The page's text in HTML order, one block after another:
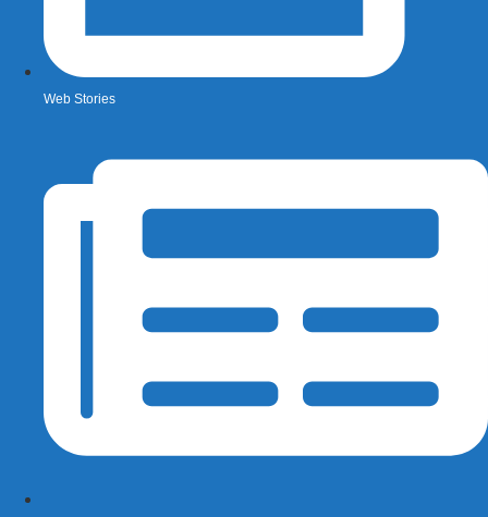
Web Stories